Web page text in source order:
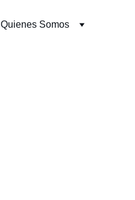
Quienes Somos